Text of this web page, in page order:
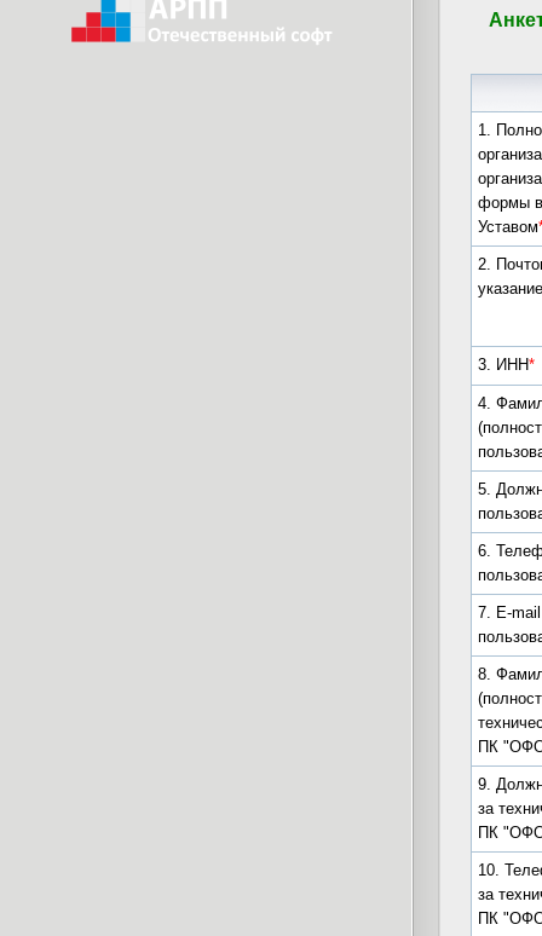
1.
формы в
Уставом
2.
3. ИНН*
4.
5.
6.
7. E-
8.
ПК
9.
за
ПК
10.
за
ПК